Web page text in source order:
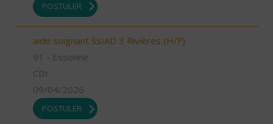
POSTULER
aide soignant SSIAD 3 Rivières (H/F)
91 - Essonne
CDI
09/04/2026
POSTULER